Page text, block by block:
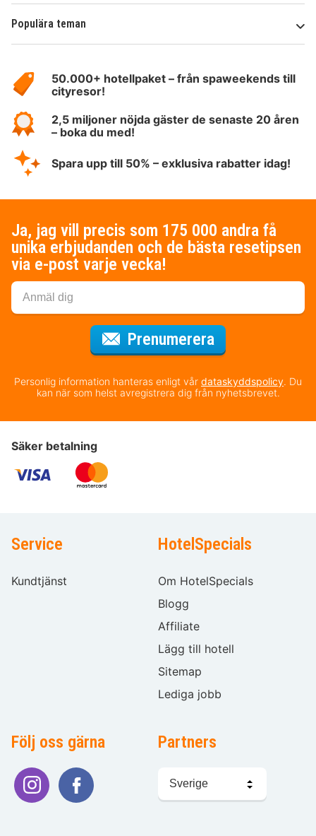
Populära teman
HotelSpecials50.000+ hotellpaket – från spaweekends till
cityresor!
2,5 miljoner nöjda gäster de senaste 20 åren
– boka du med!
Spara upp till 50% – exklusiva rabatter idag!
Ja, jag vill precis som 175 000 andra få
unika erbjudanden och de bästa resetipsen
via e-post varje vecka!
Prenumerera
Personlig information hanteras enligt vår dataskyddspolicy. Du
kan när som helst avregistrera dig från nyhetsbrevet.
Säker betalning
Service
Kundtjänst
HotelSpecials
Om HotelSpecials
Blogg
Affiliate
Lägg till hotell
Sitemap
Lediga jobb
Följ oss gärna Partners
språk